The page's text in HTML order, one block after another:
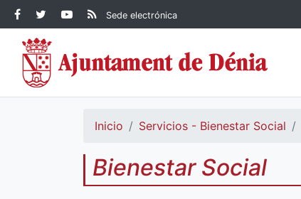
Contenido principal
Facebook Ayuntamiento de
Dénia
Ayuntamiento de Dénia
YouTube
Ayuntamiento de
RSS Actualidad
Ayuntamiento de
Sede electrónica
Inicio Servicios - Bienestar Social
Bienestar Social